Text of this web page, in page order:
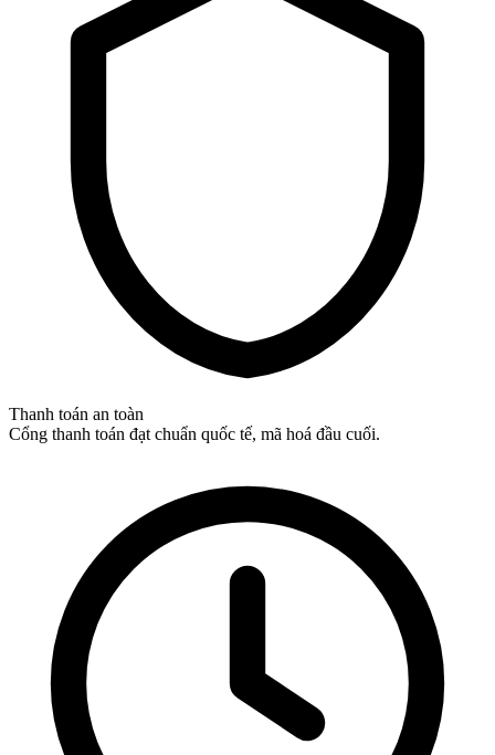
Thanh toán an toàn
Cổng thanh toán đạt chuẩn quốc tế, mã hoá đầu cuối.